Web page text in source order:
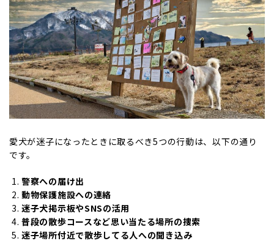
愛犬が迷子になったときに取るべき5つの行動は、以下の通り
です。
警察への届け出
動物保護施設への連絡
迷子犬掲示板やSNSの活用
普段の散歩コースなど思い当たる場所の捜索
迷子場所付近で散歩してる人への聞き込み